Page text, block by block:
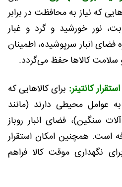
که نیاز به محافظت در برابر
نور خورشید و گرد و غبار
فضای انبار سرپوشیده، اطمینان
کالاها حفظ می‌گردد.
کانتینر: برای کالاهایی که
محیطی دارند (مانند
سنگین)، فضای انبار روباز
است. همچنین امکان استقرار
نگهداری موقت کالا فراهم